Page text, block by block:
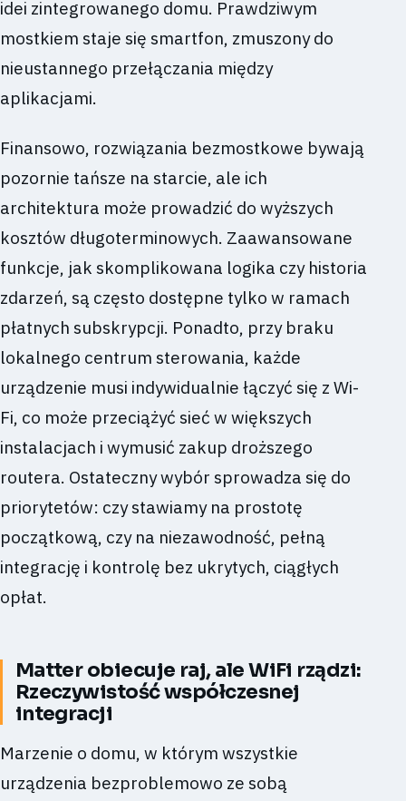
idei zintegrowanego domu. Prawdziwym
mostkiem staje się smartfon, zmuszony do
nieustannego przełączania między
aplikacjami.
Finansowo, rozwiązania bezmostkowe bywają
pozornie tańsze na starcie, ale ich
architektura może prowadzić do wyższych
kosztów długoterminowych. Zaawansowane
funkcje, jak skomplikowana logika czy historia
zdarzeń, są często dostępne tylko w ramach
płatnych subskrypcji. Ponadto, przy braku
lokalnego centrum sterowania, każde
urządzenie musi indywidualnie łączyć się z Wi-
Fi, co może przeciążyć sieć w większych
instalacjach i wymusić zakup droższego
routera. Ostateczny wybór sprowadza się do
priorytetów: czy stawiamy na prostotę
początkową, czy na niezawodność, pełną
integrację i kontrolę bez ukrytych, ciągłych
opłat.
Matter obiecuje raj, ale WiFi rządzi:
Rzeczywistość współczesnej
integracji
Marzenie o domu, w którym wszystkie
urządzenia bezproblemowo ze sobą